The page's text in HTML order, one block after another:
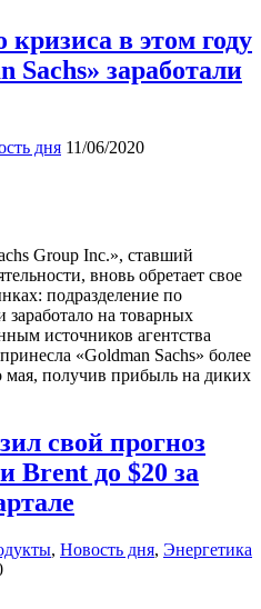
в этом году
Sachs» заработали
дня 11/06/2020
Group Inc.», ставший
вновь обретает свое
подразделение по
на товарных
источников агентства
«Goldman Sachs» более
мая, получив прибыль на диких
свой прогноз
Brent до $20 за
, Новость дня, Энергетика